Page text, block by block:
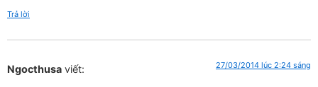
Trả lời
Ngocthusa viết: 27/03/2014 lúc 2:24 sáng